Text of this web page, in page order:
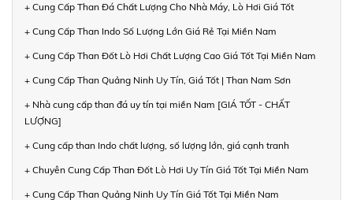
+ Cung Cấp Than Đá Chất Lượng Cho Nhà Máy, Lò Hơi Giá Tốt
+ Cung Cấp Than Indo Số Lượng Lớn Giá Rẻ Tại Miền Nam
+ Cung Cấp Than Đốt Lò Hơi Chất Lượng Cao Giá Tốt Tại Miền Nam
+ Cung Cấp Than Quảng Ninh Uy Tín, Giá Tốt | Than Nam Sơn
+ Nhà cung cấp than đá uy tín tại miền Nam [GIÁ TỐT - CHẤT
LƯỢNG]
+ Cung cấp than Indo chất lượng, số lượng lớn, giá cạnh tranh
+ Chuyên Cung Cấp Than Đốt Lò Hơi Uy Tín Giá Tốt Tại Miền Nam
+ Cung Cấp Than Quảng Ninh Uy Tín Giá Tốt Tại Miền Nam